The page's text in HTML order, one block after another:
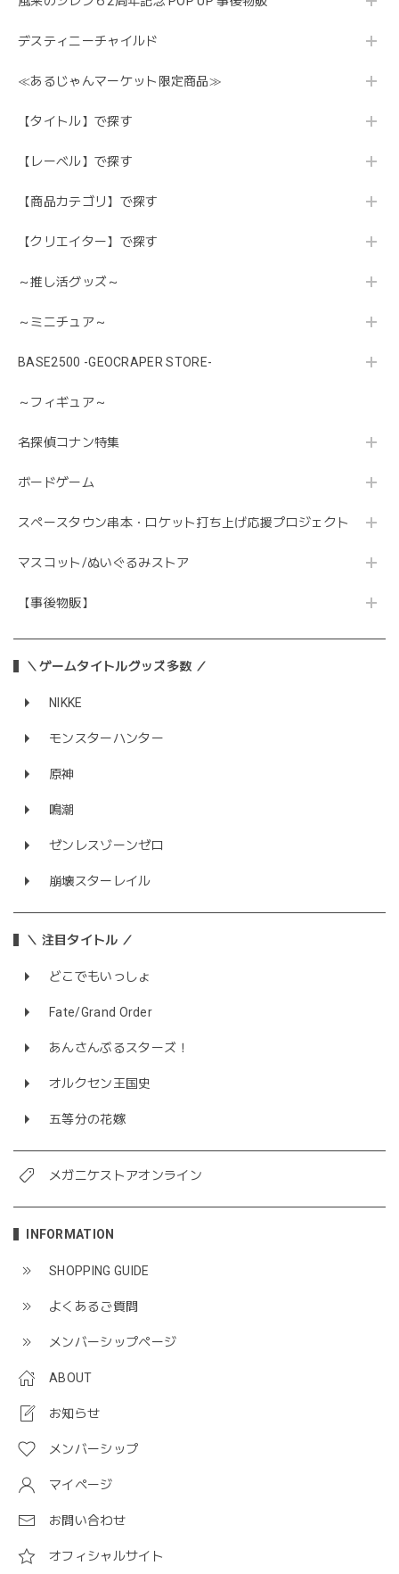
デスティニーチャイルド
≪あるじゃんマーケット限定商品≫
【タイトル】で探す
【レーベル】で探す
【商品カテゴリ】で探す
【クリエイター】で探す
～推し活グッズ～
～ミニチュア～
BASE2500 -GEOCRAPER STORE-
～フィギュア～
名探偵コナン特集
ボードゲーム
スペースタウン串本・ロケット打ち上げ応援プロジェクト
マスコット/ぬいぐるみストア
【事後物販】
＼ゲームタイトルグッズ多数 ／
NIKKE
モンスターハンター
原神
鳴潮
ゼンレスゾーンゼロ
崩壊スターレイル
＼ 注目タイトル ／
どこでもいっしょ
Fate/Grand Order
あんさんぶるスターズ！
オルクセン王国史
五等分の花嫁
メガニケストアオンライン
INFORMATION
SHOPPING GUIDE
よくあるご質問
メンバーシップページ
ABOUT
お知らせ
メンバーシップ
マイページ
お問い合わせ
オフィシャルサイト